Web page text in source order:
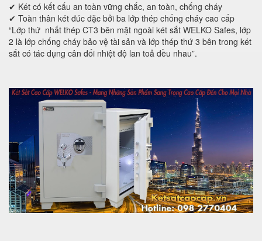
✔ Két có kết cấu an toàn vững chắc, an toàn, chống cháy
✔ Toàn thân két đúc đặc bởi ba lớp thép chống cháy cao cấp
“Lớp thứ nhất thép CT3 bên mặt ngoài két sắt WELKO Safes, lớp
2 là lớp chống cháy bảo vệ tài sản và lớp thép thứ 3 bên trong két
sắt có tác dụng cân đối nhiệt độ lan toả đều nhau”.